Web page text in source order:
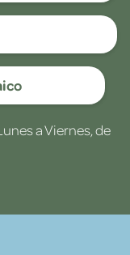
a Viernes, de